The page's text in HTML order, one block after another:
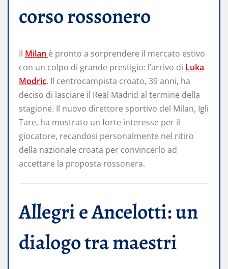
corso rossonero
Il Milan è pronto a sorprendere il mercato estivo
con un colpo di grande prestigio: l’arrivo di Luka
Modric. Il centrocampista croato, 39 anni, ha
deciso di lasciare il Real Madrid al termine della
stagione. Il nuovo direttore sportivo del Milan, Igli
Tare, ha mostrato un forte interesse per il
giocatore, recandosi personalmente nel ritiro
della nazionale croata per convincerlo ad
accettare la proposta rossonera.
Allegri e Ancelotti: un
dialogo tra maestri